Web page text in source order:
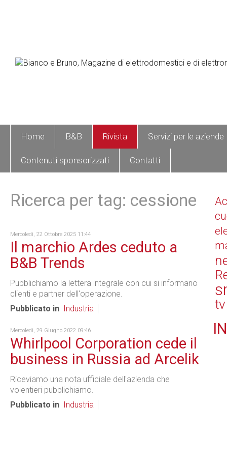
Home B&B Rivista Servizi per le aziende
Contenuti sponsorizzati Contatti
Ricerca per tag: cessione
Mercoledì, 22 Ottobre 2025 11:44
Il marchio Ardes ceduto a
B&B Trends
Pubblichiamo la lettera integrale con cui si informano
clienti e partner dell'operazione.
Pubblicato in
Industria
Mercoledì, 29 Giugno 2022 09:46
Whirlpool Corporation cede il
business in Russia ad Arcelik
Riceviamo una nota ufficiale dell'azienda che
volentieri pubblichiamo.
Pubblicato in
Industria
tv
IN